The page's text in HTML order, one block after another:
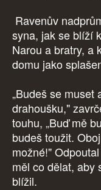
Ravenův
syna, jak se blíží
Narou a bratry, a
domu jako
„Budeš se muset
drahoušku,"
touhu, „Buď mě
budeš toužit.
možné!"
měl co dělat, aby
blížil.